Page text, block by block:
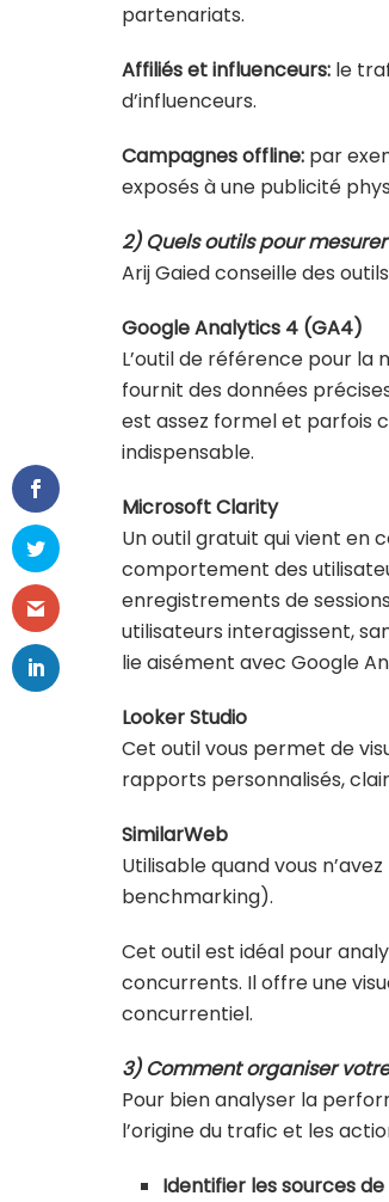
partenariats.
Affiliés et influenceurs: le
d’influenceurs.
Campagnes offline: par
exposés à une publicité
2) Quels outils pour
Arij Gaied conseille des
Google Analytics 4 (GA4)
L’outil de référence pour la
fournit des données
est assez formel et parfois
indispensable.
Microsoft Clarity
Un outil gratuit qui vient en
comportement des
enregistrements de
utilisateurs interagissent,
lie aisément avec Google
Looker Studio
Cet outil vous permet de
rapports personnalisés,
SimilarWeb
Utilisable quand vous
benchmarking).
Cet outil est idéal pour
concurrents. Il offre une
concurrentiel.
3) Comment organiser
Pour bien analyser la
l’origine du trafic et les
Identifier les sources